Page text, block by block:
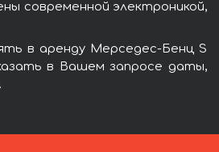
современной электроникой,
в аренду Мерседес-Бенц S
в Вашем запросе даты,